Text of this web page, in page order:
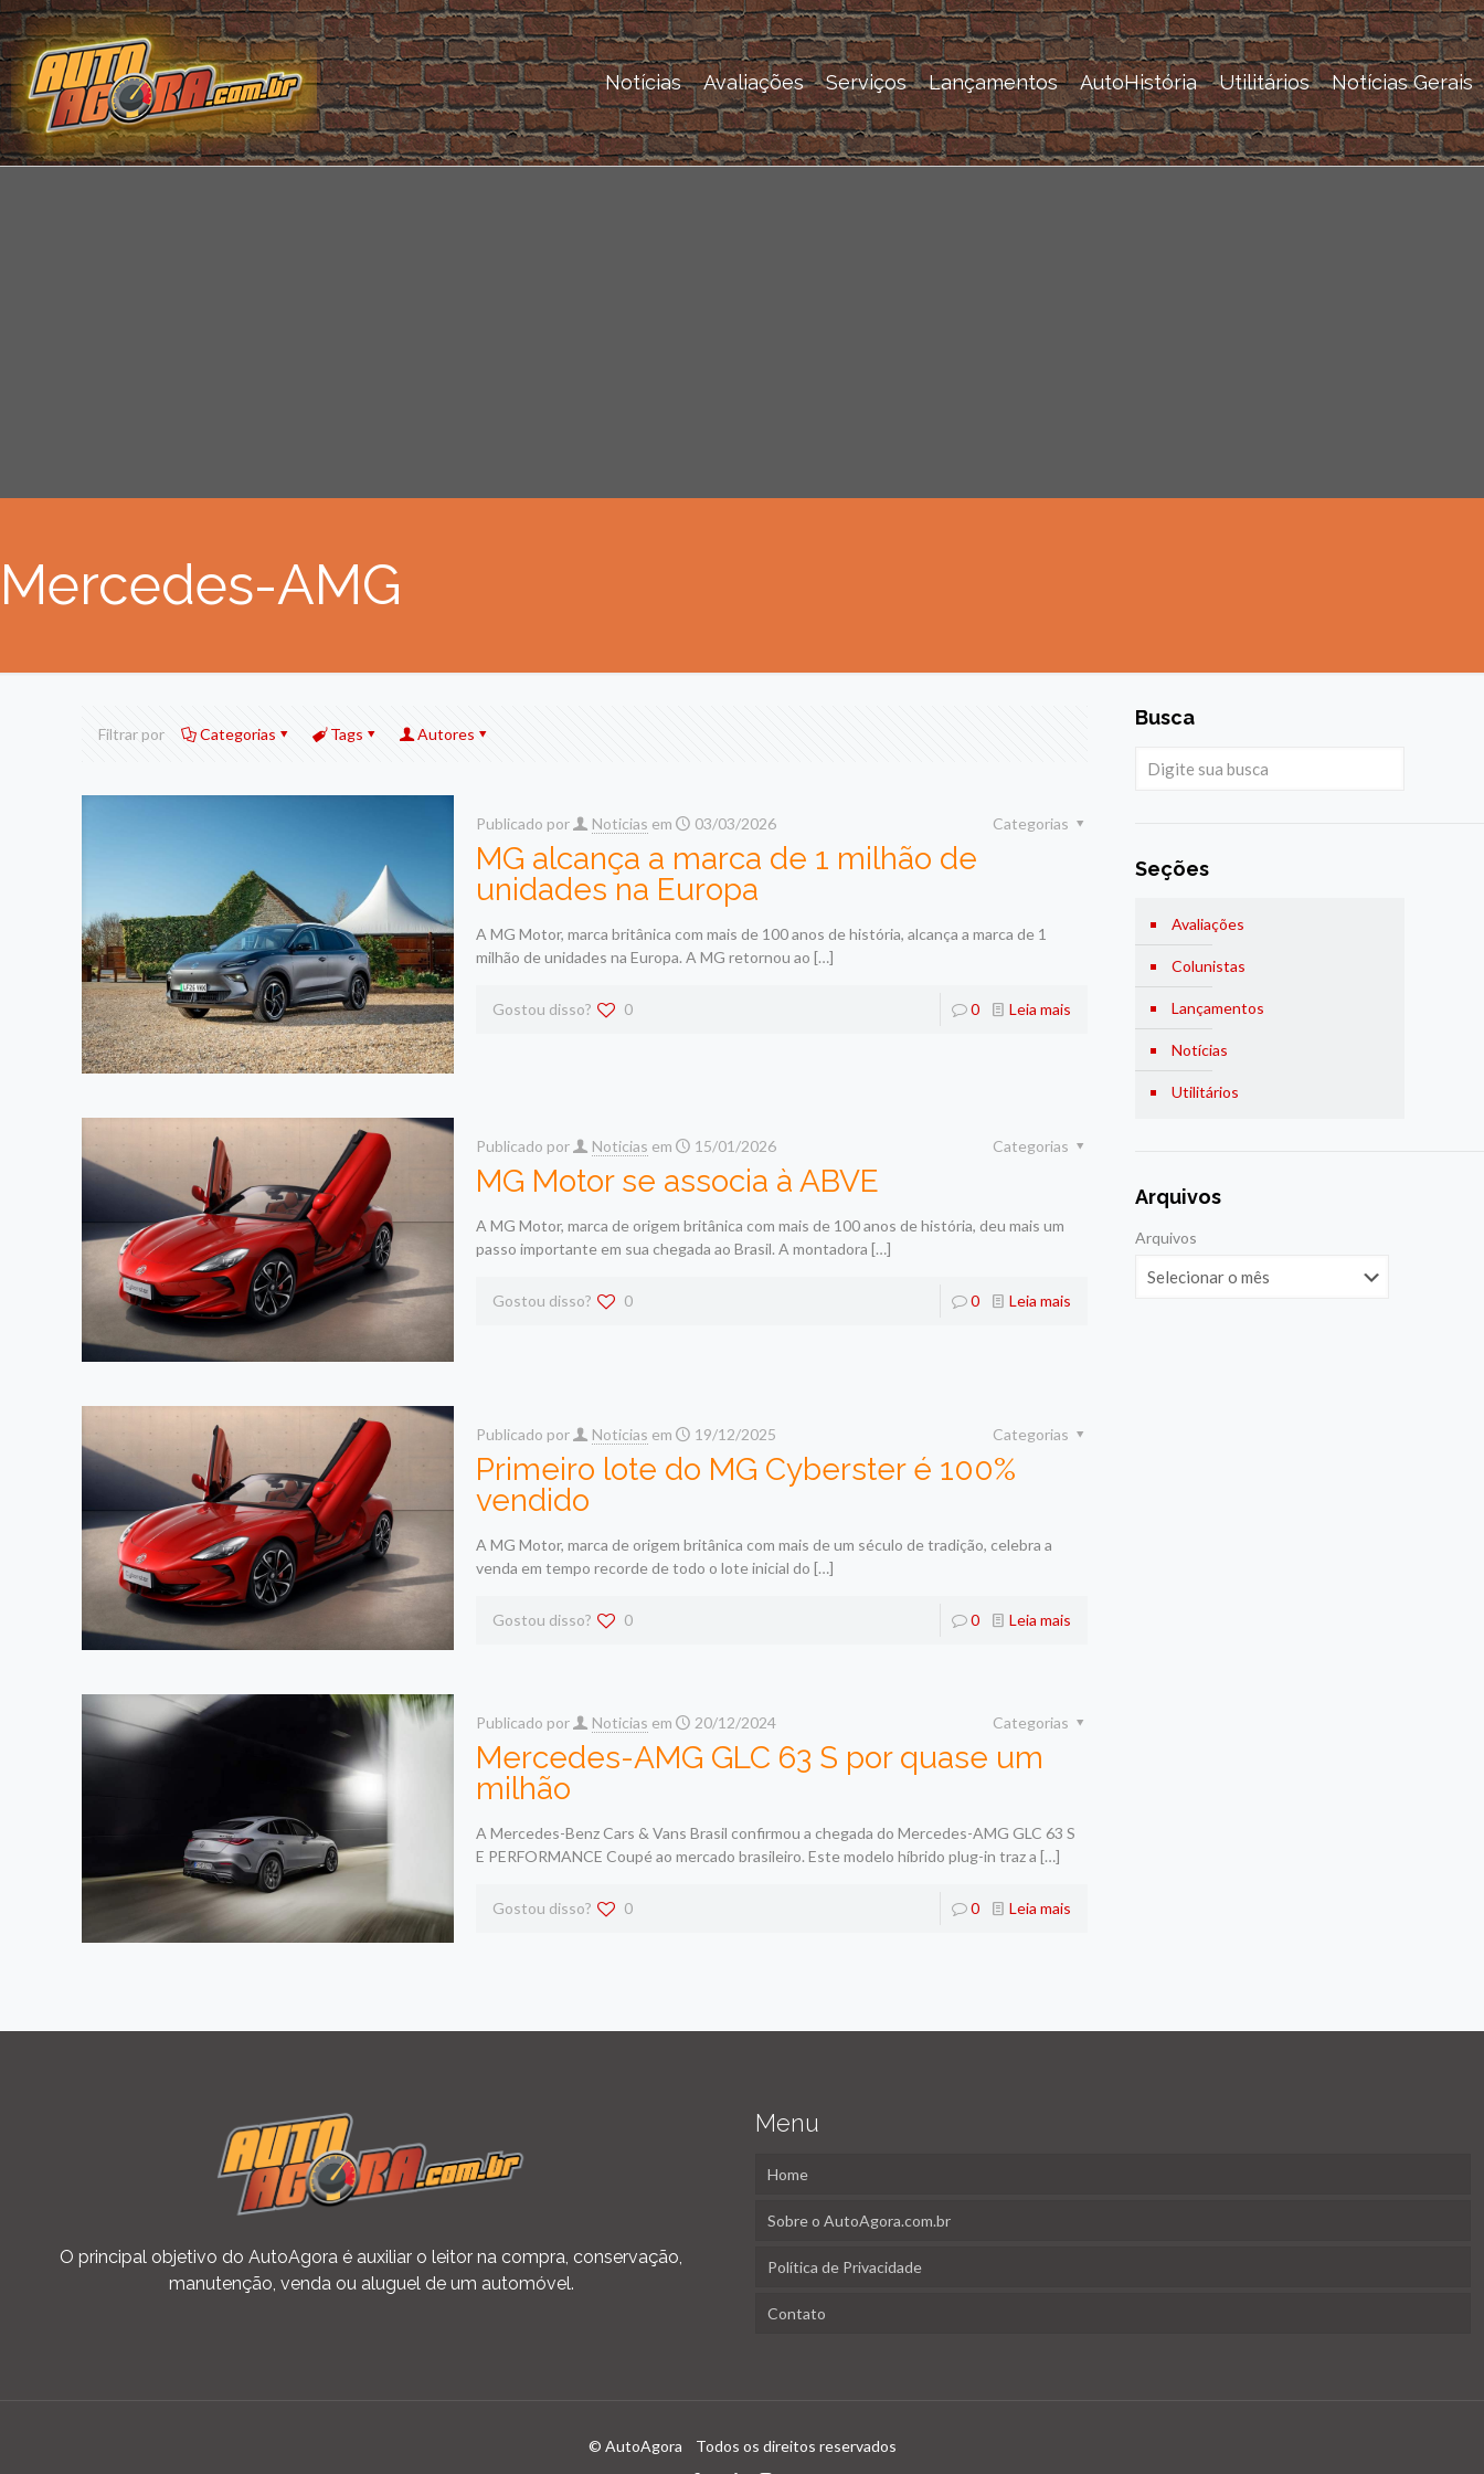
Notícias Avaliações Serviços Lançamentos AutoHistória Utilitários Notícias Gerais
Mercedes-AMG
Filtrar por Categorias Tags Autores
Publicado por Noticias em 03/03/2026 Categorias
MG alcança a marca de 1 milhão de
unidades na Europa
A MG Motor, marca britânica com mais de 100 anos de história, alcança a marca de 1
milhão de unidades na Europa. A MG retornou ao […]
Gostou disso? 0 0 Leia mais
Publicado por Noticias em 15/01/2026 Categorias
MG Motor se associa à ABVE
A MG Motor, marca de origem britânica com mais de 100 anos de história, deu mais um
passo importante em sua chegada ao Brasil. A montadora […]
Gostou disso? 0 0 Leia mais
Publicado por Noticias em 19/12/2025 Categorias
Primeiro lote do MG Cyberster é 100%
vendido
A MG Motor, marca de origem britânica com mais de um século de tradição, celebra a
venda em tempo recorde de todo o lote inicial do […]
Gostou disso? 0 0 Leia mais
Publicado por Noticias em 20/12/2024 Categorias
Mercedes-AMG GLC 63 S por quase um
milhão
A Mercedes-Benz Cars & Vans Brasil confirmou a chegada do Mercedes-AMG GLC 63 S
E PERFORMANCE Coupé ao mercado brasileiro. Este modelo híbrido plug-in traz a […]
Gostou disso? 0 0 Leia mais
Busca
Seções
Avaliações
Colunistas
Lançamentos
Notícias
Utilitários
Arquivos
Arquivos
O principal objetivo do AutoAgora é auxiliar o leitor na compra, conservação,
manutenção, venda ou aluguel de um automóvel.
Menu
Home
Sobre o AutoAgora.com.br
Política de Privacidade
Contato
© AutoAgora Todos os direitos reservados